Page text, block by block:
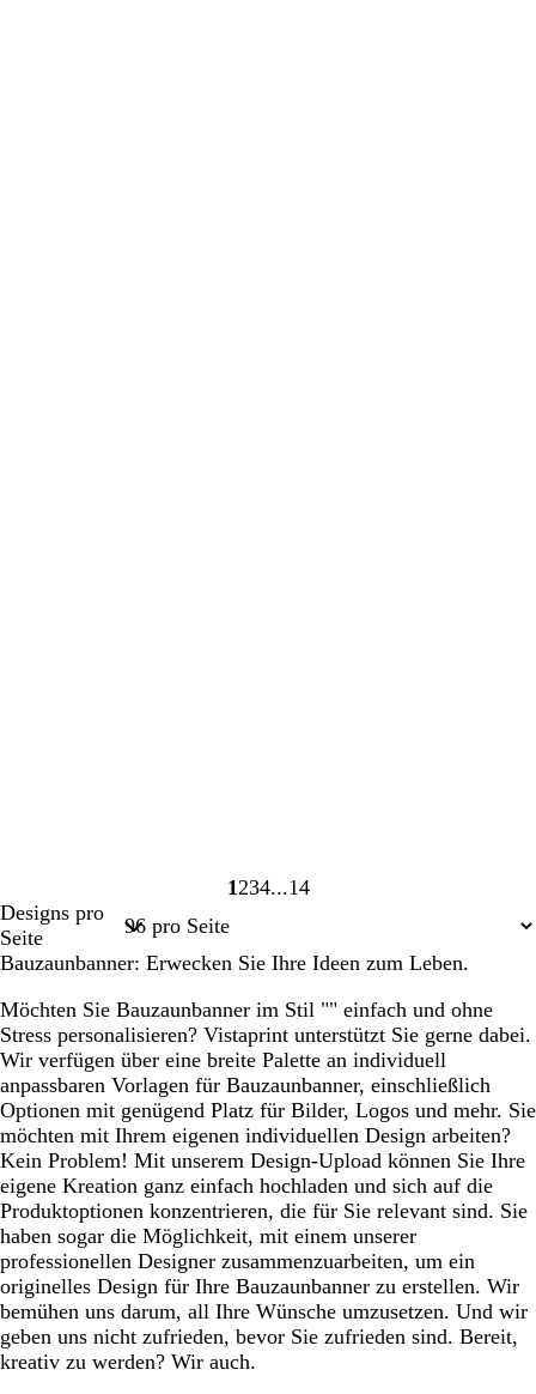
Seite
1 Seite
2Seite
3Seite
4
Seite
14
Designs pro
Seite
Bauzaunbanner: Erwecken Sie Ihre Ideen zum Leben.
Möchten Sie Bauzaunbanner im Stil "" einfach und ohne
Stress personalisieren? Vistaprint unterstützt Sie gerne dabei.
Wir verfügen über eine breite Palette an individuell
anpassbaren Vorlagen für Bauzaunbanner, einschließlich
Optionen mit genügend Platz für Bilder, Logos und mehr. Sie
möchten mit Ihrem eigenen individuellen Design arbeiten?
Kein Problem! Mit unserem Design-Upload können Sie Ihre
eigene Kreation ganz einfach hochladen und sich auf die
Produktoptionen konzentrieren, die für Sie relevant sind. Sie
haben sogar die Möglichkeit, mit einem unserer
professionellen Designer zusammenzuarbeiten, um ein
originelles Design für Ihre Bauzaunbanner zu erstellen. Wir
bemühen uns darum, all Ihre Wünsche umzusetzen. Und wir
geben uns nicht zufrieden, bevor Sie zufrieden sind. Bereit,
kreativ zu werden? Wir auch.